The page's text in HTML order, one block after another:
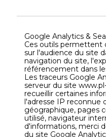
Google Analytics &
Ces outils permettent
sur l'audience du site
navigation du site,
référencement dans
Les traceurs Google
serveur du site
recueillir certaines
l'adresse IP reconnue
géographique, pages
utilisé, navigateur
d'informations, merci
du site Google